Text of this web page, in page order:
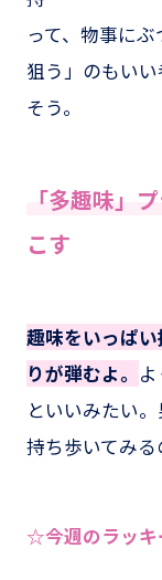
って、物事に
狙う」のもい
そう。
「多趣味」
こす
趣味をいっぱ
りが弾むよ。
といいみたい
持ち歩いてみる
☆今週のラッ